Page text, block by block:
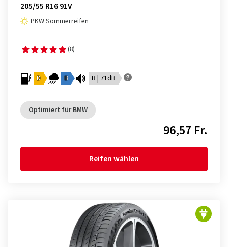
205/55 R16 91V
PKW Sommerreifen
(8)
D B B | 71dB
Optimiert für BMW
96,57 Fr.
Reifen wählen